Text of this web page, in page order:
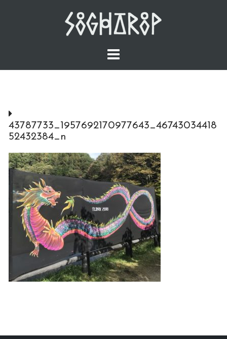
43787733_1957692170977643_46743034418
52432384_n